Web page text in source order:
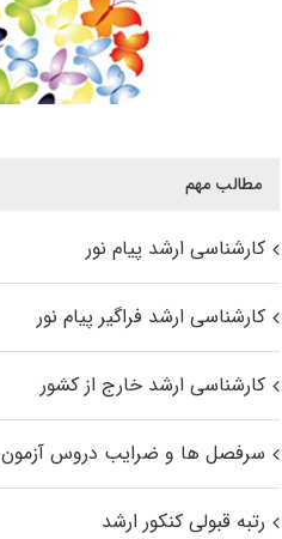
مطالب مهم
کارشناسی ارشد پیام نور
کارشناسی ارشد فراگیر پیام نور
کارشناسی ارشد خارج از کشور
سرفصل ها و ضرایب دروس آزمون
رتبه قبولی کنکور ارشد